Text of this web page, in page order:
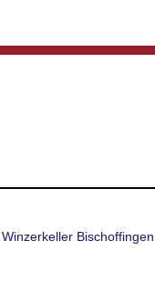
Bischoffingen